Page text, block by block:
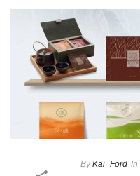
By Kai_Ford In